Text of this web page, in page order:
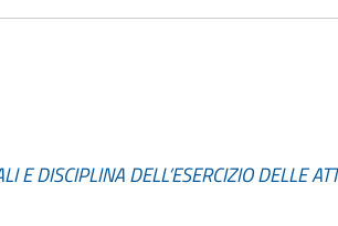
E DISCIPLINA DELL’ESERCIZIO DELLE